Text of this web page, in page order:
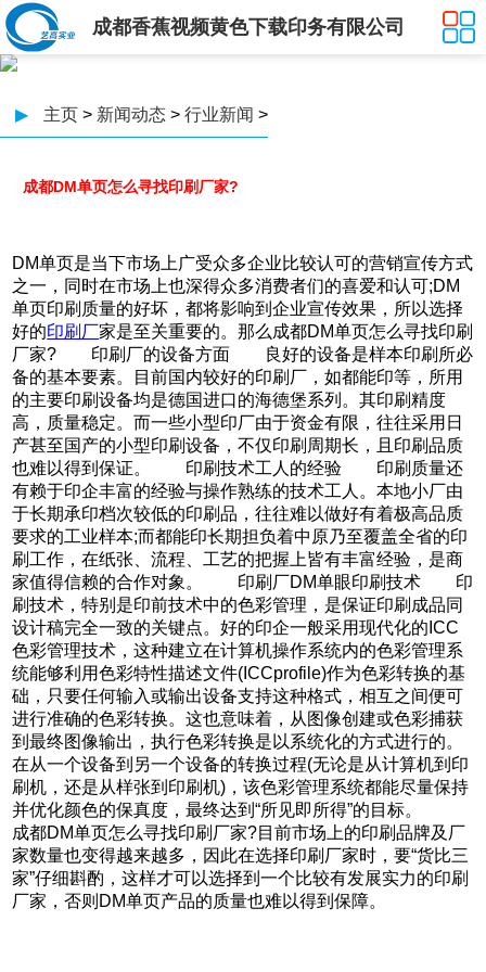
成都香蕉视频黄色下载印务有限公司
▶ 主页 > 新闻动态 > 行业新闻 >
成都DM单页怎么寻找印刷厂家?
DM单页是当下市场上广受众多企业比较认可的营销宣传方式
之一，同时在市场上也深得众多消费者们的喜爱和认可;DM
单页印刷质量的好坏，都将影响到企业宣传效果，所以选择
好的印刷厂家是至关重要的。那么成都DM单页怎么寻找印刷
厂家? 印刷厂的设备方面 良好的设备是样本印刷所必
备的基本要素。目前国内较好的印刷厂，如都能印等，所用
的主要印刷设备均是德国进口的海德堡系列。其印刷精度
高，质量稳定。而一些小型印厂由于资金有限，往往采用日
产甚至国产的小型印刷设备，不仅印刷周期长，且印刷品质
也难以得到保证。 印刷技术工人的经验 印刷质量还
有赖于印企丰富的经验与操作熟练的技术工人。本地小厂由
于长期承印档次较低的印刷品，往往难以做好有着极高品质
要求的工业样本;而都能印长期担负着中原乃至覆盖全省的印
刷工作，在纸张、流程、工艺的把握上皆有丰富经验，是商
家值得信赖的合作对象。 印刷厂DM单眼印刷技术 印
刷技术，特别是印前技术中的色彩管理，是保证印刷成品同
设计稿完全一致的关键点。好的印企一般采用现代化的ICC
色彩管理技术，这种建立在计算机操作系统内的色彩管理系
统能够利用色彩特性描述文件(ICCprofile)作为色彩转换的基
础，只要任何输入或输出设备支持这种格式，相互之间便可
进行准确的色彩转换。这也意味着，从图像创建或色彩捕获
到最终图像输出，执行色彩转换是以系统化的方式进行的。
在从一个设备到另一个设备的转换过程(无论是从计算机到印
刷机，还是从样张到印刷机)，该色彩管理系统都能尽量保持
并优化颜色的保真度，最终达到“所见即所得”的目标。
成都DM单页怎么寻找印刷厂家?目前市场上的印刷品牌及厂
家数量也变得越来越多，因此在选择印刷厂家时，要“货比三
家”仔细斟酌，这样才可以选择到一个比较有发展实力的印刷
厂家，否则DM单页产品的质量也难以得到保障。